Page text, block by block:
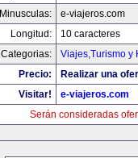
Minusculas:
e-viajeros.com
Longitud:
10 caracteres
Categorias:
Viajes,Turismo y
Precio:
Realizar una
Visitar!
e-viajeros.com
Serán consideradas